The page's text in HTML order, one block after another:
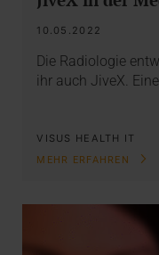
10.05.2022
Die Radiologie
ihr auch JiveX.
VISUS HEALTH IT
MEHR ERFAHREN